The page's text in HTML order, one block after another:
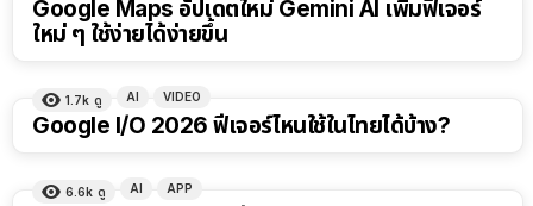
Google Maps อัปเดตใหม่ Gemini AI เพิ่มฟีเจอร์
ใหม่ ๆ ใช้ง่ายได้ง่ายขึ้น
1.7k ดู AI VIDEO
Google I/O 2026 ฟีเจอร์ไหนใช้ในไทยได้บ้าง?
6.6k ดู AI APP